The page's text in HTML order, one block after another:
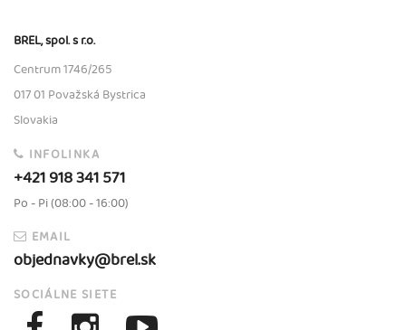
BREL, spol. s r.o.
Centrum 1746/265
017 01 Považská Bystrica
Slovakia
INFOLINKA
+421 918 341 571
Po - Pi (08:00 - 16:00)
EMAIL
objednavky@brel.sk
SOCIÁLNE SIETE